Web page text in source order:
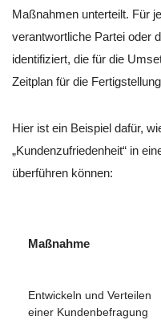
Maßnahmen unterteilt. Für
verantwortliche Partei oder
identifiziert, die für die
Zeitplan für die
Hier ist ein Beispiel dafür,
„Kundenzufriedenheit“ in
überführen können:
Maßnahme
Entwickeln und Verteilen
einer Kundenbefragung